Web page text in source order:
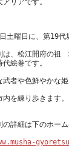
は、松江開府の祖